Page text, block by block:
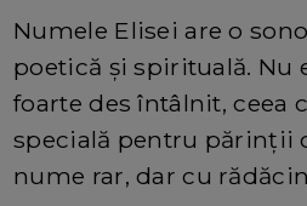
Numele Elisei are o
poetică și spirituală. Nu
foarte des întâlnit, ceea
specială pentru părinții
nume rar, dar cu